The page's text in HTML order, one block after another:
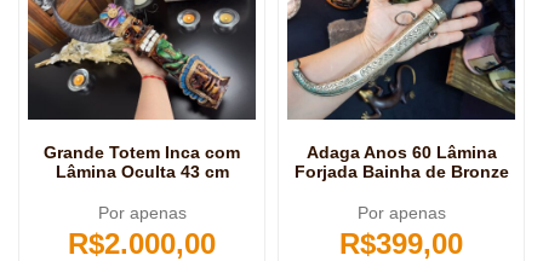
Grande Totem Inca com
Lâmina Oculta 43 cm
Por apenas
R$2.000,00
Adaga Anos 60 Lâmina
Forjada Bainha de Bronze
Por apenas
R$399,00